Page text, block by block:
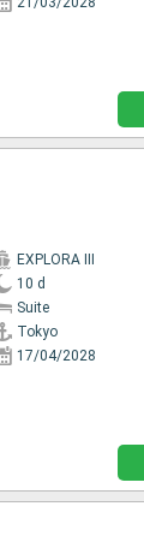
EXPLORA III
10 d
Suite
Tokyo
17/04/2028